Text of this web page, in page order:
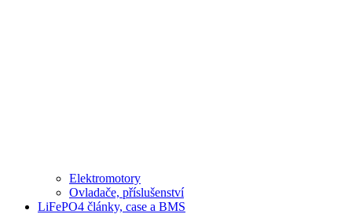
Elektromotory
Ovladače, příslušenství
LiFePO4 články, case a BMS